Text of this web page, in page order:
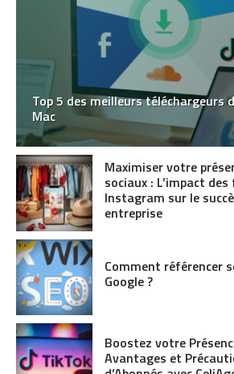
Top 5 des meilleurs téléchargeurs
Mac
Maximiser votre
sociaux : L’impact
Instagram sur le
entreprise
Comment référencer
Google ?
Boostez votre
Avantages et